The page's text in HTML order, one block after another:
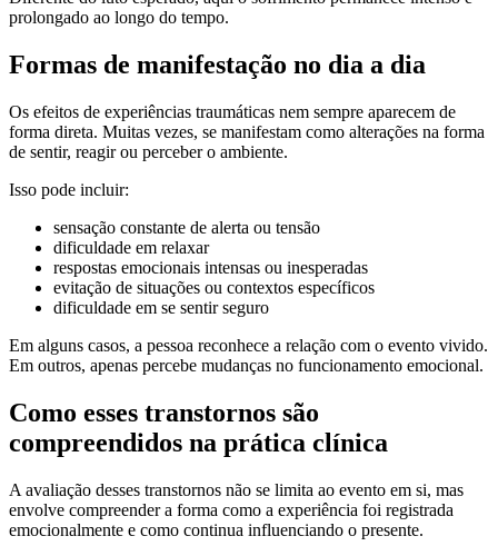
prolongado ao longo do tempo.
Formas de manifestação no dia a dia
Os efeitos de experiências traumáticas nem sempre aparecem de
forma direta. Muitas vezes, se manifestam como alterações na forma
de sentir, reagir ou perceber o ambiente.
Isso pode incluir:
sensação constante de alerta ou tensão
dificuldade em relaxar
respostas emocionais intensas ou inesperadas
evitação de situações ou contextos específicos
dificuldade em se sentir seguro
Em alguns casos, a pessoa reconhece a relação com o evento vivido.
Em outros, apenas percebe mudanças no funcionamento emocional.
Como esses transtornos são
compreendidos na prática clínica
A avaliação desses transtornos não se limita ao evento em si, mas
envolve compreender a forma como a experiência foi registrada
emocionalmente e como continua influenciando o presente.